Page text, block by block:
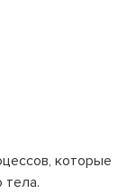
которые
тела.